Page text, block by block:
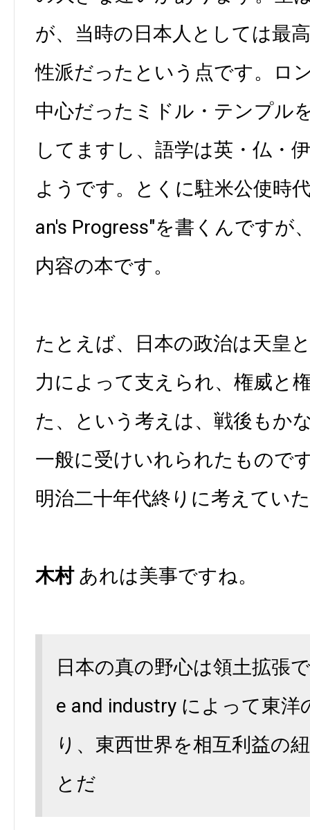
が、当時の日本人としては最
性派だったという点です。ロ
中心だったミドル・テンプル
してますし、語学は英・仏・
ようです。とくに駐米公使時
an's Progress"を書くんですが
内容の本です。
たとえば、日本の政治は天皇
力によって支えられ、権威と
た、という考えは、戦後もか
一般に受けいれられたもので
明治二十年代終りに考えてい
木村あれは美事ですね。
日本の真の野心は領土拡張
e and industry によって東洋
り、東西世界を相互利益の
とだ